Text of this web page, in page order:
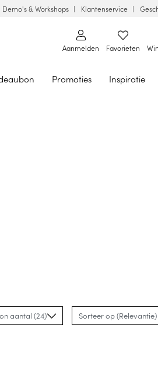
Demo's & Workshops Klantenservice
Aanmelden Favorieten
Promoties Inspiratie